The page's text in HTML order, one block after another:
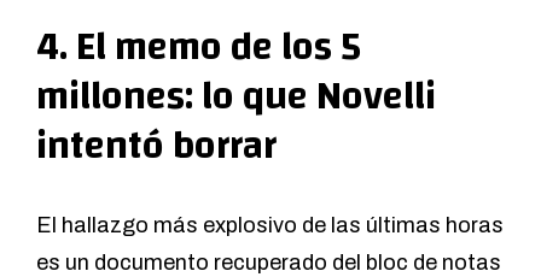
4. El memo de los 5
millones: lo que Novelli
intentó borrar
El hallazgo más explosivo de las últimas horas
es un documento recuperado del bloc de notas